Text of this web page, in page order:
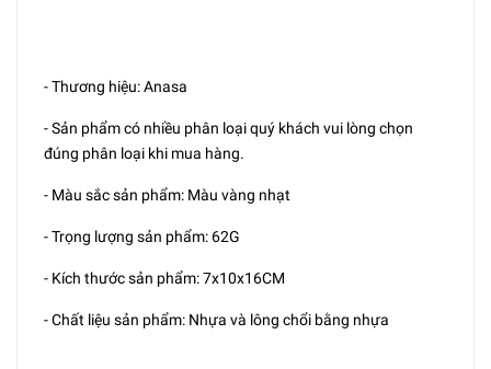
- Thương hiệu: Anasa
- Sản phẩm có nhiều phân loại quý khách vui lòng chọn
đúng phân loại khi mua hàng.
- Màu sắc sản phẩm: Màu vàng nhạt
- Trọng lượng sản phẩm: 62G
- Kích thước sản phẩm: 7x10x16CM
- Chất liệu sản phẩm: Nhựa và lông chổi bằng nhựa